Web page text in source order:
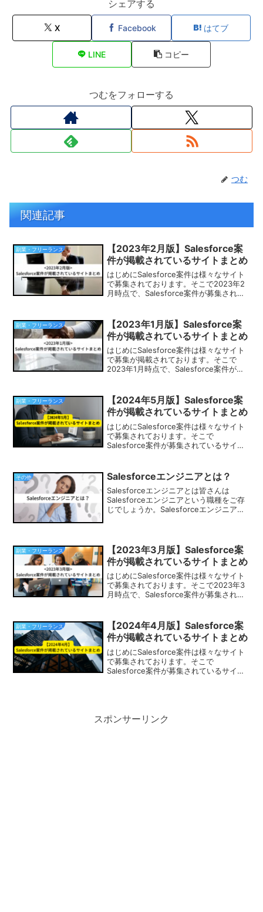
シェアする
X Facebook はてブ
LINE コピー
つむをフォローする
つむ
関連記事
副業・フリーランス
【2023年2月版】Salesforce案
件が掲載されているサイトまとめ
はじめにSalesforce案件は様々なサイト
で募集されております。そこで2023年2
月時点で、Salesforce案件が募集されて
副業、フリーランスを検討されて...
副業・フリーランス
【2023年1月版】Salesforce案
件が掲載されているサイトまとめ
はじめにSalesforce案件は様々なサイト
で募集が掲載されております。そこで
2023年1月時点で、Salesforce案件が募
業、フリーランスを検討されて...
副業・フリーランス
【2024年5月版】Salesforce案
件が掲載されているサイトまとめ
はじめにSalesforce案件は様々なサイト
で募集されております。そこで
Salesforce案件が募集されているサイト
スを検討されている方はぜひ参考にし
て...
その他 Salesforceエンジニアとは？
Salesforceエンジニアとは皆さんは
Salesforceエンジニアという職種をご存
じでしょうか。Salesforceエンジニアと
副業・フリーランス
【2023年3月版】Salesforce案
件が掲載されているサイトまとめ
はじめにSalesforce案件は様々なサイト
で募集されております。そこで2023年3
月時点で、Salesforce案件が募集されて
副業、フリーランスを検討されて...
副業・フリーランス
【2024年4月版】Salesforce案
件が掲載されているサイトまとめ
はじめにSalesforce案件は様々なサイト
で募集されております。そこで
Salesforce案件が募集されているサイト
スポンサーリンク